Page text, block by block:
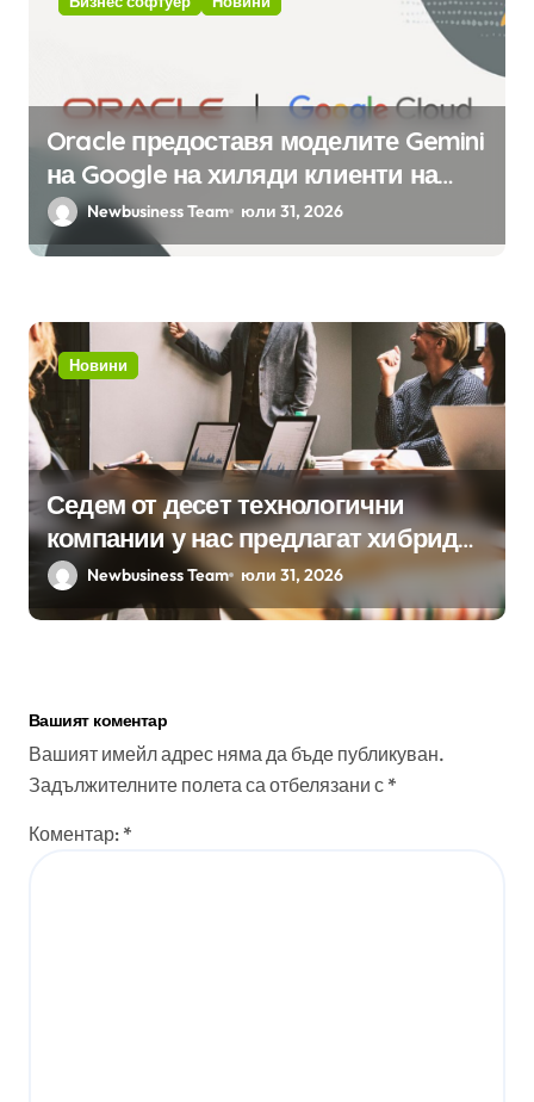
Oracle предоставя моделите Gemini
на Google на хиляди клиенти на
бизнес приложения
Newbusiness Team юли 31, 2026
Новини
Седем от десет технологични
компании у нас предлагат хибридна
работаNewbusiness Team юли 31, 2026
Вашият коментар
Вашият имейл адрес няма да бъде публикуван.
Задължителните полета са отбелязани с *
Коментар: *